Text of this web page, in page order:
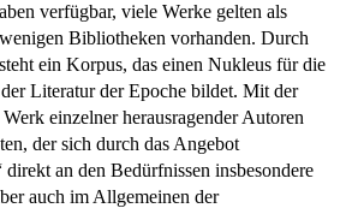
verfügbar, viele Werke gelten als
Bibliotheken vorhanden. Durch
ein Korpus, das einen Nukleus für die
Literatur der Epoche bildet. Mit der
einzelner herausragender Autoren
der sich durch das Angebot
direkt an den Bedürfnissen insbesondere
auch im Allgemeinen der